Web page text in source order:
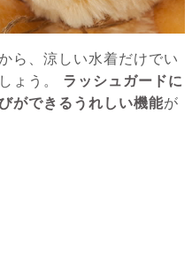
ら、涼しい水着だけでい
ょう。
ラッシュガードに
ができるうれしい機能が